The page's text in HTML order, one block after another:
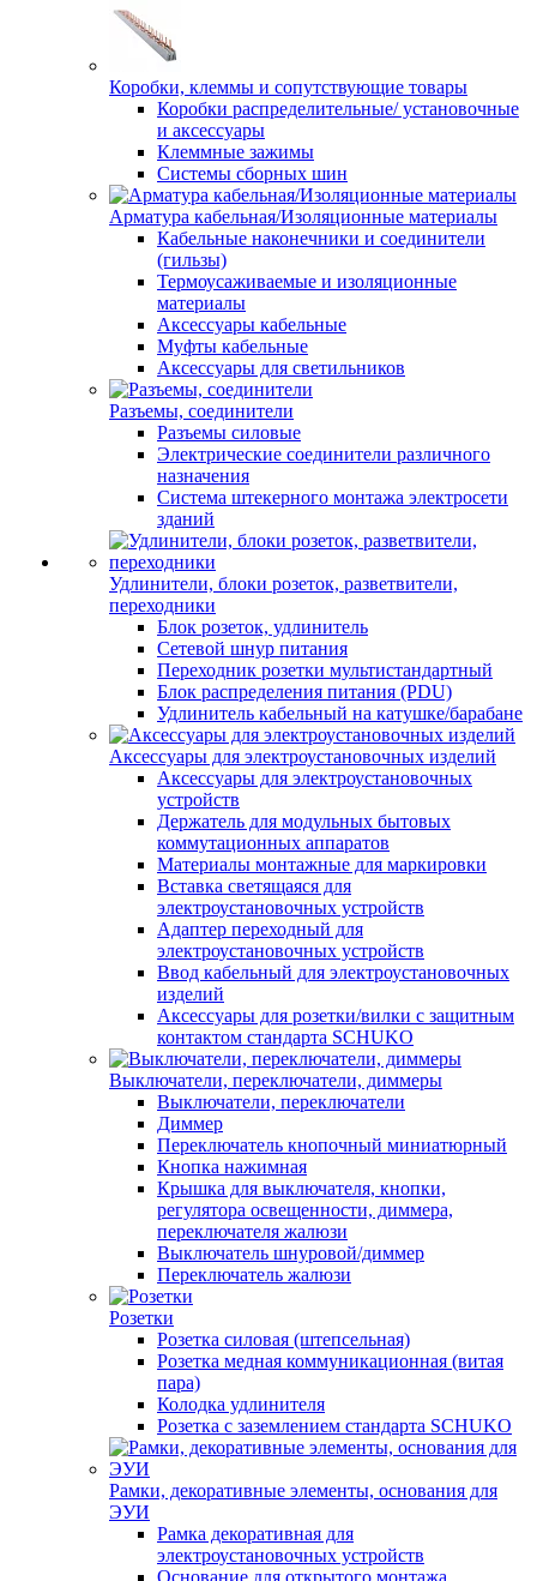
Коробки, клеммы и сопутствующие товары
Коробки распределительные/ установочные
и аксессуары
Клеммные зажимы
Системы сборных шин
Арматура кабельная/Изоляционные материалы
Кабельные наконечники и соединители
(гильзы)
Термоусаживаемые и изоляционные
материалы
Аксессуары кабельные
Муфты кабельные
Аксессуары для светильников
Разъемы, соединители
Разъемы силовые
Электрические соединители различного
назначения
Система штекерного монтажа электросети
зданий
Удлинители, блоки розеток, разветвители,
переходники
Блок розеток, удлинитель
Сетевой шнур питания
Переходник розетки мультистандартный
Блок распределения питания (PDU)
Удлинитель кабельный на катушке/барабане
Аксессуары для электроустановочных изделий
Аксессуары для электроустановочных
устройств
Держатель для модульных бытовых
коммутационных аппаратов
Материалы монтажные для маркировки
Вставка светящаяся для
электроустановочных устройств
Адаптер переходный для
электроустановочных устройств
Ввод кабельный для электроустановочных
изделий
Аксессуары для розетки/вилки с защитным
контактом стандарта SCHUKO
Выключатели, переключатели, диммеры
Выключатели, переключатели
Диммер
Переключатель кнопочный миниатюрный
Кнопка нажимная
Крышка для выключателя, кнопки,
регулятора освещенности, диммера,
переключателя жалюзи
Выключатель шнуровой/диммер
Переключатель жалюзи
Розетки
Розетка силовая (штепсельная)
Розетка медная коммуникационная (витая
пара)
Колодка удлинителя
Розетка с заземлением стандарта SCHUKO
Рамки, декоративные элементы, основания для
ЭУИ
Рамка декоративная для
электроустановочных устройств
Основание для открытого монтажа